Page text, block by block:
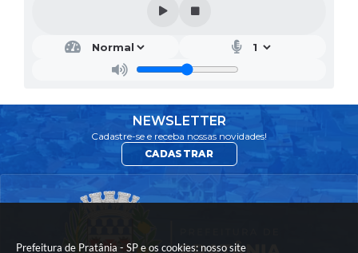
Prefeitura de Pratânia - SP e os cookies: nosso site
NEWSLETTER
Cadastre-se e receba nossas novidades!
CADASTRAR